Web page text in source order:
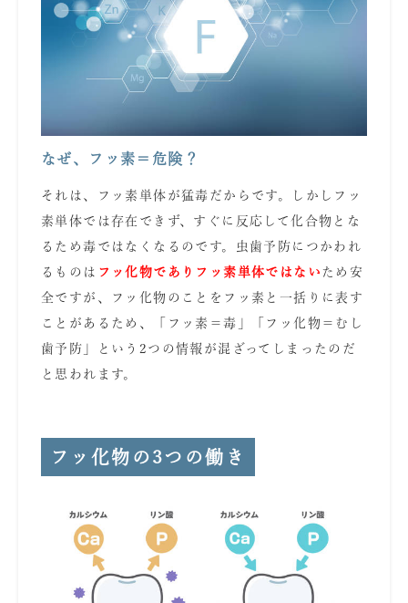
なぜ、フッ素＝危険？
それは、フッ素単体が猛毒だからです。しかしフッ
素単体では存在できず、すぐに反応して化合物とな
るため毒ではなくなるのです。虫歯予防につかわれ
るものは フッ化物でありフッ素単体ではない ため安
全ですが、フッ化物のことをフッ素と一括りに表す
ことがあるため、「フッ素＝毒」「フッ化物＝むし
歯予防」という2つの情報が混ざってしまったのだ
と思われます。
フッ化物の3つの働き